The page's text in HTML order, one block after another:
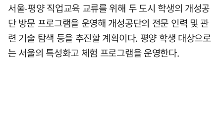
서울-평양 직업교육 교류를 위해 두 도시 학생의 개성공
단 방문 프로그램을 운영해 개성공단의 전문 인력 및 관
련 기술 탐색 등을 추진할 계획이다. 평양 학생 대상으로
는 서울의 특성화고 체험 프로그램을 운영한다.